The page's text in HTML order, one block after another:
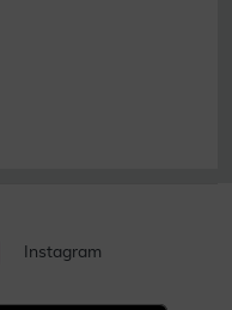
Instagram